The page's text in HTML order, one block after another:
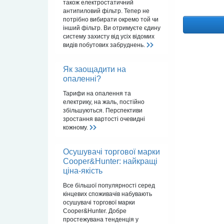
також електростатичний
антипиловий фільтр. Тепер не
потрібно вибирати окремо той чи
інший фільтр. Ви отримуєте єдину
систему захисту від усіх відомих
видів побутових забруднень.
Як заощадити на
опаленні?
Тарифи на опалення та
електрику, на жаль, постійно
збільшуються. Перспективи
зростання вартості очевидні
кожному.
Осушувачі торгової марки
Cooper&Hunter: найкращі
ціна-якість
Все більшої популярності серед
кінцевих споживачів набувають
осушувачі торгової марки
Cooper&Hunter. Добре
простежувана тенденція у